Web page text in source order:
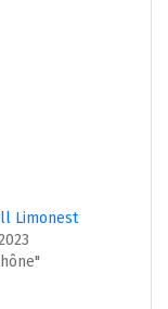
Limonest